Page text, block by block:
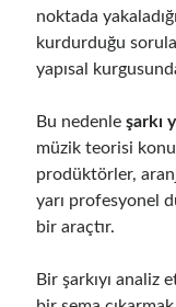
noktada
kurdurduğu
yapısal
Bu nedenleşarkı
müzik teorisi
prodüktörler,
yarı profesyonel
bir araçtır.
Bir şarkıyı analiz